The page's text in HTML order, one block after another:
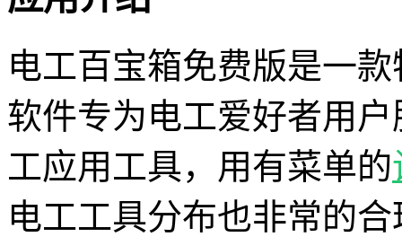
电工百宝箱免费版是一
软件专为电工爱好者用
工应用工具，用有菜单的
电工工具分布也非常的